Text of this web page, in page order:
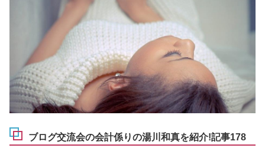
ブログ交流会の会計係りの湯川和真を紹介!記事178